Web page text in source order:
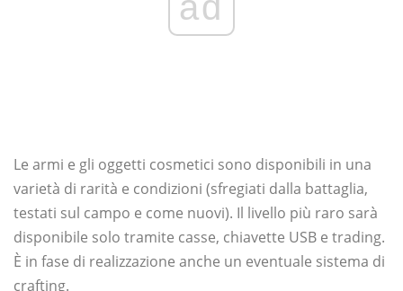
Le armi e gli oggetti cosmetici sono disponibili in una
varietà di rarità e condizioni (sfregiati dalla battaglia,
testati sul campo e come nuovi). Il livello più raro sarà
disponibile solo tramite casse, chiavette USB e trading.
È in fase di realizzazione anche un eventuale sistema di
crafting.